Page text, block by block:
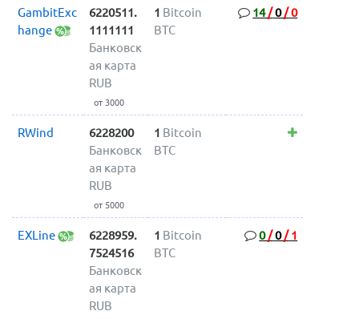
GambitExc
hange
6220511.
1111111
Банковск
ая карта
RUB
от 3000
1 Bitcoin
BTC
14/0/0
RWind
6228200
Банковск
ая карта
RUB
от 5000
1 Bitcoin
BTC
EXLine
6228959.
7524516
Банковск
ая карта
RUB
1 Bitcoin
BTC
0/0/ 1